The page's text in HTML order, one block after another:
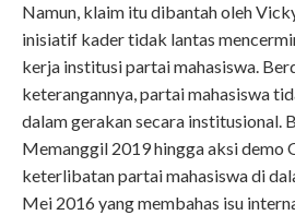
Namun, klaim itu dibantah oleh
inisiatif kader tidak lantas
kerja institusi partai mahasiswa.
keterangannya, partai mahasiswa
dalam gerakan secara institusional.
Memanggil 2019 hingga aksi demo
keterlibatan partai mahasiswa di
Mei 2016 yang membahas isu